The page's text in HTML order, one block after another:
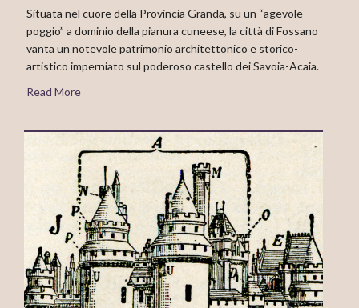
Situata nel cuore della Provincia Granda, su un “agevole
poggio” a dominio della pianura cuneese, la città di Fossano
vanta un notevole patrimonio architettonico e storico-
artistico imperniato sul poderoso castello dei Savoia-Acaia.
Read More